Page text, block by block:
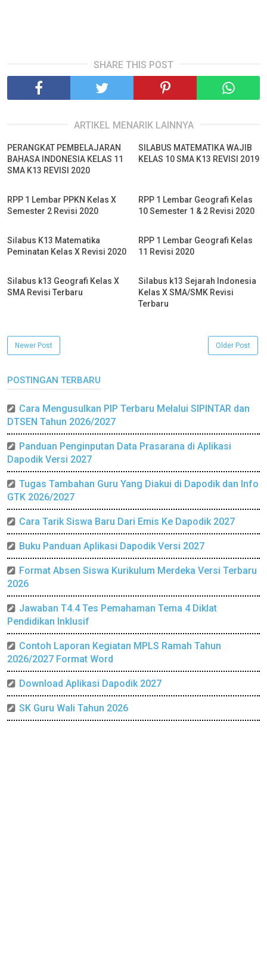
SHARE THIS POST
ARTIKEL MENARIK LAINNYA
PERANGKAT PEMBELAJARAN
BAHASA INDONESIA KELAS 11
SMA K13 REVISI 2020
SILABUS MATEMATIKA WAJIB
KELAS 10 SMA K13 REVISI 2019
RPP 1 Lembar PPKN Kelas X
Semester 2 Revisi 2020
RPP 1 Lembar Geografi Kelas
10 Semester 1 & 2 Revisi 2020
Silabus K13 Matematika
Peminatan Kelas X Revisi 2020
RPP 1 Lembar Geografi Kelas
11 Revisi 2020
Silabus k13 Geografi Kelas X
SMA Revisi Terbaru
Silabus k13 Sejarah Indonesia
Kelas X SMA/SMK Revisi
Terbaru
Newer Post Older Post
POSTINGAN TERBARU
Cara Mengusulkan PIP Terbaru Melalui SIPINTAR dan
DTSEN Tahun 2026/2027
Panduan Penginputan Data Prasarana di Aplikasi
Dapodik Versi 2027
Tugas Tambahan Guru Yang Diakui di Dapodik dan Info
GTK 2026/2027
Cara Tarik Siswa Baru Dari Emis Ke Dapodik 2027
Buku Panduan Aplikasi Dapodik Versi 2027
Format Absen Siswa Kurikulum Merdeka Versi Terbaru
2026
Jawaban T4.4 Tes Pemahaman Tema 4 Diklat
Pendidikan Inklusif
Contoh Laporan Kegiatan MPLS Ramah Tahun
2026/2027 Format Word
Download Aplikasi Dapodik 2027
SK Guru Wali Tahun 2026